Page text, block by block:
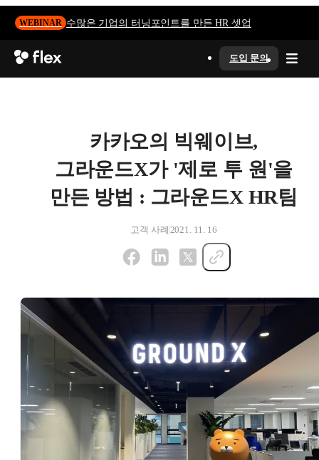
WEBINAR 수많은 기업의 터닝포인트를 만든 HR 셋업
도입 문의
카카오의 빅웨이브,
그라운드X가 '제로 투 원'을
만든 방법 : 그라운드X HR팀
고객 사례 2021. 11. 16